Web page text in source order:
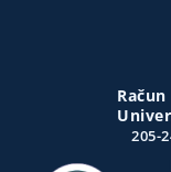
Račun
205-